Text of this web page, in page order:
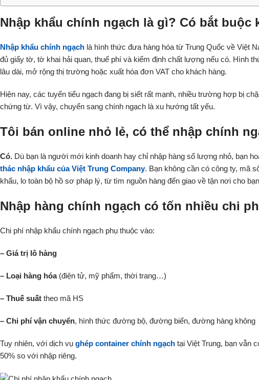
Nhập khẩu chính ngạch là gì? Có bắt buộc
Nhập khẩu chính ngạch là hình thức đưa hàng hóa từ Trung Quốc về Việt
đủ giấy tờ, tờ khai hải quan, thuế phí và kiểm định chất lượng nếu có. Hình
lâu dài, mở rộng thị trường hoặc xuất hóa đơn VAT cho khách hàng.
Hiện nay, các tuyến tiểu ngạch đang bị siết rất mạnh, nhiều trường hợp bị
chứng từ. Vì vậy, chuyển sang chính ngạch là xu hướng tất yếu.
Tôi bán online nhỏ lẻ, có thể nhập chính
Có. Dù bạn là người mới kinh doanh hay chỉ nhập hàng số lượng nhỏ, bạn
thác nhập khẩu của Việt Trung Company. Bạn không cần có công ty, mã
khẩu, lo toàn bộ hồ sơ pháp lý, từ tìm nguồn hàng đến giao về tận nơi cho
Nhập hàng chính ngạch có tốn nhiều chi
Chi phí nhập khẩu chính ngạch phụ thuộc vào:
– Giá trị lô hàng
– Loại hàng hóa(điện tử, mỹ phẩm, thời trang…)
– Thuế suất theo mã HS
– Chi phí vận chuyển, hình thức đường bộ, đường biển, đường hàng không
Tuy nhiên, với dịch vụ ghép container chính ngạch tại Việt Trung, bạn vẫn
50% so với nhập riêng.